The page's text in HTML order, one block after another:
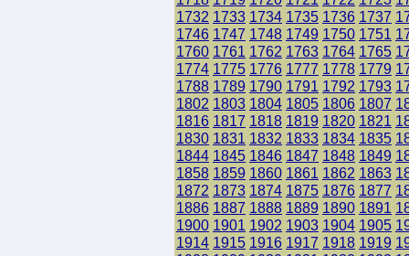
1732 1733 1734 1735 1736 1737
1746 1747 1748 1749 1750 1751
1760 1761 1762 1763 1764 1765
1774 1775 1776 1777 1778 1779
1788 1789 1790 1791 1792 1793
1802 1803 1804 1805 1806 1807
1816 1817 1818 1819 1820 1821
1830 1831 1832 1833 1834 1835
1844 1845 1846 1847 1848 1849
1858 1859 1860 1861 1862 1863
1872 1873 1874 1875 1876 1877
1886 1887 1888 1889 1890 1891
1900 1901 1902 1903 1904 1905
1914 1915 1916 1917 1918 1919